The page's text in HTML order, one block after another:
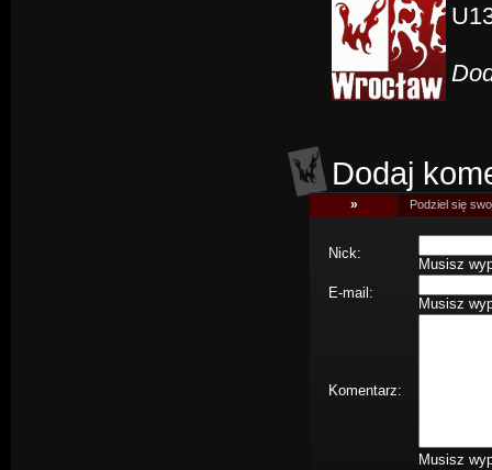
Dodaj
» Podziel się
Nick:
Musisz
E-mail:
Musisz
Komentarz:
Musisz